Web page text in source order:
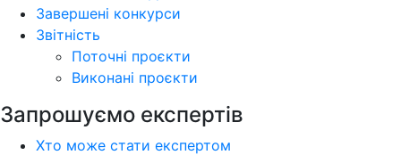
Завершені конкурси
Звітність
Поточні проєкти
Виконані проєкти
Запрошуємо експертів
Хто може стати експертом